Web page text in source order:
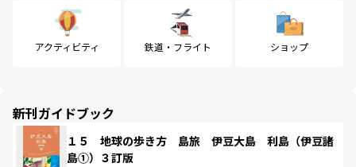
アクティビティ 鉄道・フライト ショップ
新刊ガイドブック
１５ 地球の歩き方 島旅 伊豆大島 利島（伊豆諸
島①）３訂版